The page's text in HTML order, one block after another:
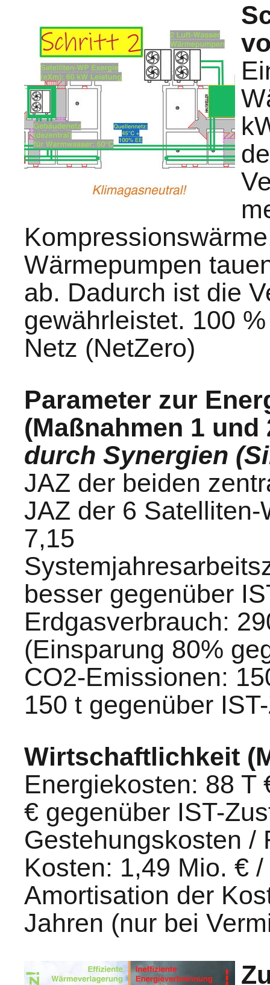
Wärmepumpen
ab. Dadurch ist die
gewährleistet. 100
Netz (NetZero)
Parameter zur
(Maßnahmen 1
durch Synergien
JAZ der beiden
JAZ der 6
7,15
besser gegenüber
Erdgasverbrauch:
(Einsparung 80%
CO2-Emissionen:
150 t gegenüber
Wirtschaftlichkeit
Energiekosten: 88 T
€ gegenüber IST-
Gestehungskosten /
Kosten: 1,49 Mio. €
Amortisation der
Jahren (nur bei